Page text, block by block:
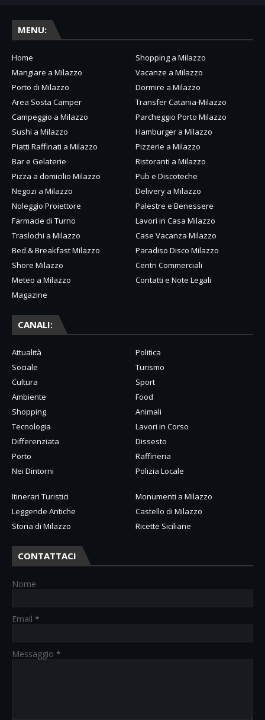
MENU:
Home
Shopping a Milazzo
Mangiare a Milazzo
Vacanze a Milazzo
Porto di Milazzo
Dormire a Milazzo
Area Sosta Camper
Transfer Catania-Milazzo
Campeggio a Milazzo
Parcheggio Porto Milazzo
Sushi a Milazzo
Hamburger a Milazzo
Piatti Raffinati a Milazzo
Pizzerie a Milazzo
Bar e Gelaterie
Ristoranti a Milazzo
Pizza a domicilio Milazzo
Pub e Discoteche
Negozi a Milazzo
Delivery a Milazzo
Noleggio Proiettore
Palestre e Benessere
Farmacie di Turno
Lavori in Casa Milazzo
Traslochi a Milazzo
Case Vacanza Milazzo
Bed & Breakfast Milazzo
Paradiso Disco Milazzo
Shore Milazzo
Centri Commerciali
Meteo a Milazzo
Contatti e Note Legali
Magazine
CANALI:
Attualità
Politica
Sociale
Turismo
Cultura
Sport
Ambiente
Food
Shopping
Animali
Tecnologia
Lavori in Corso
Differenziata
Dissesto
Porto
Raffineria
Nei Dintorni
Polizia Locale
Itinerari Turistici
Monumenti a Milazzo
Leggende Antiche
Castello di Milazzo
Storia di Milazzo
Ricette Siciliane
CONTATTACI
Nome
Email *
Messaggio *